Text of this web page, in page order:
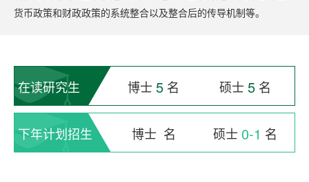
货币政策和财政政策的系统整合以及整合后的传导机制等。
在读研究生 博士 5 名 硕士 5 名
下年计划招生 博士 名 硕士 0-1 名